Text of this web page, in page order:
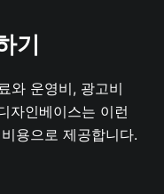
기
와 운영비, 광고비
자인베이스는 이런
용으로 제공합니다.